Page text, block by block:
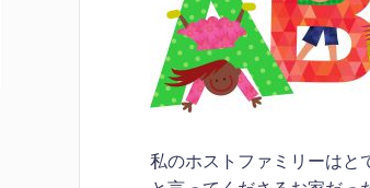
私のホストファミリーはと